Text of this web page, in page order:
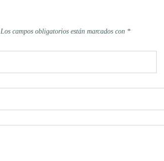
Los campos obligatorios están marcados con *